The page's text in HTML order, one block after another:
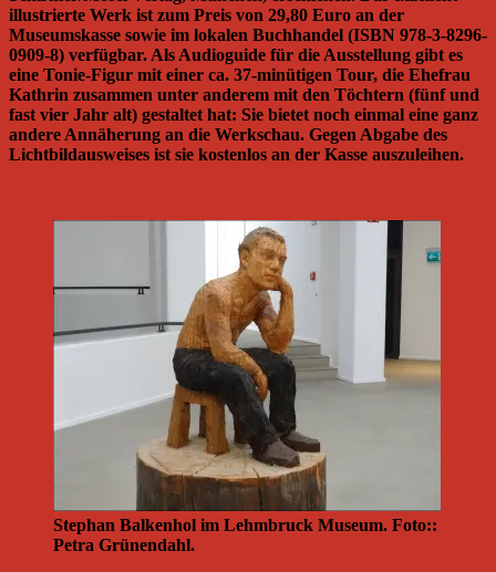
illustrierte Werk ist zum Preis von 29,80 Euro an der
Museumskasse sowie im lokalen Buchhandel (ISBN 978-3-8296-
0909-8) verfügbar. Als Audioguide für die Ausstellung gibt es
eine Tonie-Figur mit einer ca. 37-minütigen Tour, die Ehefrau
Kathrin zusammen unter anderem mit den Töchtern (fünf und
fast vier Jahr alt) gestaltet hat: Sie bietet noch einmal eine ganz
andere Annäherung an die Werkschau. Gegen Abgabe des
Lichtbildausweises ist sie kostenlos an der Kasse auszuleihen.
Stephan Balkenhol im Lehmbruck Museum. Foto::
Petra Grünendahl.